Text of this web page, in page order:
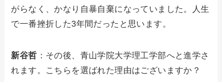
がらなく、かなり自暴自棄になっていました。人生
で一番挫折した3年間だったと思います。
新谷哲 ：その後、青山学院大学理工学部へと進学さ
れます。こちらを選ばれた理由はございますか？